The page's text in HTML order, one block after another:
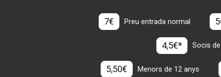
7€ Preu entrada normal
4,5€* Socis
5,50€ Menors de 12 anys